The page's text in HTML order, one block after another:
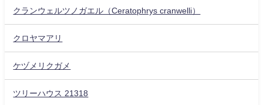
クランウェルツノガエル（Ceratophrys cranwelli）
クロヤマアリ
ケヅメリクガメ
ツリーハウス 21318